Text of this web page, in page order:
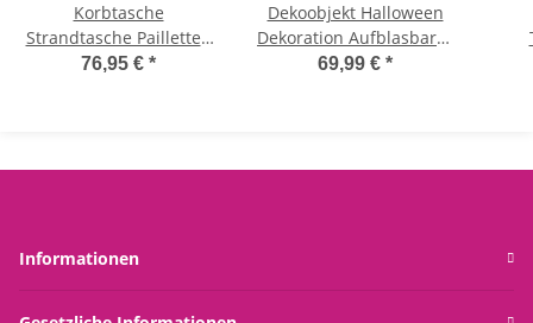
Korbtasche
Strandtasche Pailletten
Auge - Shopper,
76,95 € *
Dekoobjekt Halloween
Dekoration Aufblasbarer
Stitch Kürbis für den
69,99 € *
Informationen